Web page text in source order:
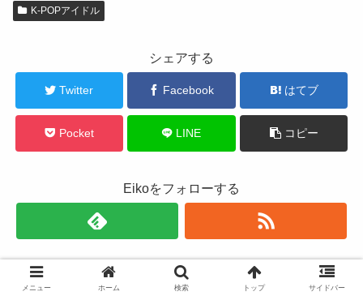
K-POPアイドル
シェアする
Twitter Facebook はてブ
Pocket LINE コピー
Eikoをフォローする
Eiko
メニュー ホーム 検索 トップ サイドバー